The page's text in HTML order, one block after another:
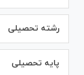
رشته تحصیلی
پایه تحصیلی